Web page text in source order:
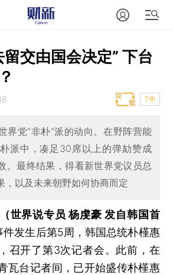
交由国会决定” 下台
T中
界党“非朴”派的动向。在野阵营能
派中，凑足30席以上的弹劾赞成
。最终结果，得看新世界党议员总
，以及未来朝野如何协商而定
（世界说专员 杨虔豪 发自韩国首
件发生后第5周，韩国总统朴槿惠
召开了第3次记者会。此前，在
瓦台记者间，已开始盛传朴槿惠